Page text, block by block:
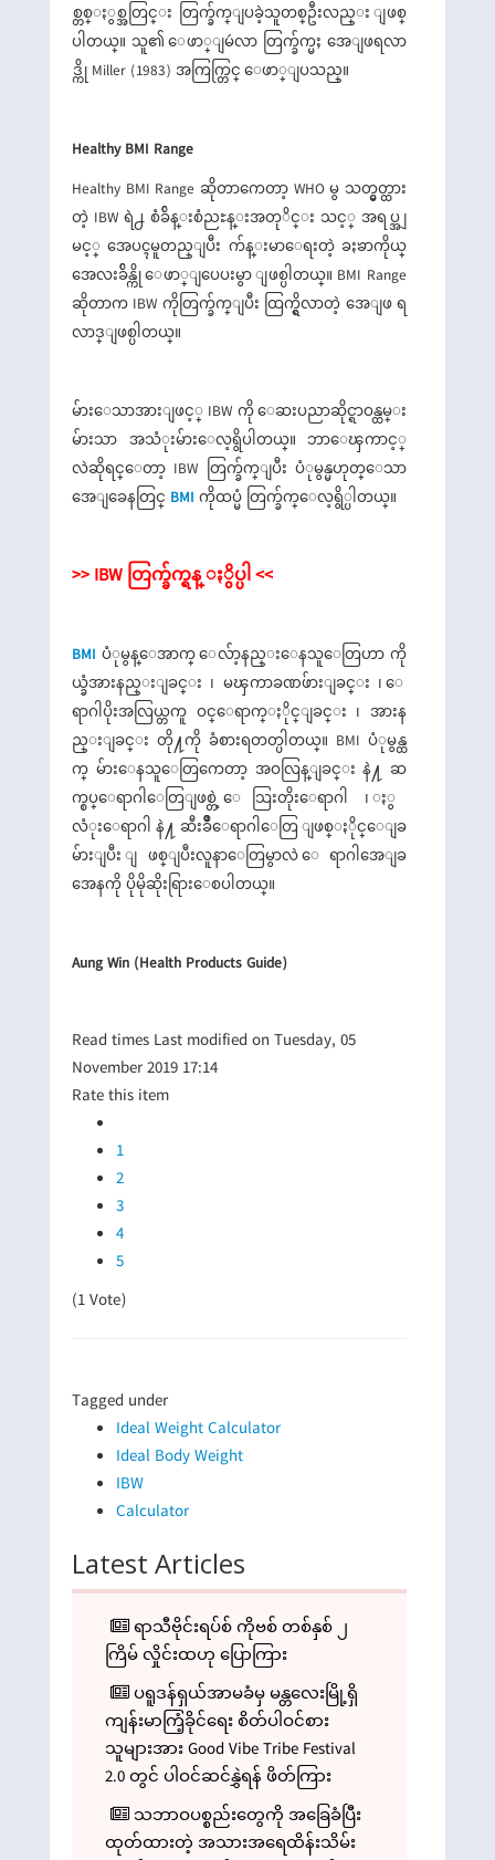
စ္တစ္ႏွစ္အတြင္း တြက္ခ်က္ျပခဲ့သူတစ္ဦးလည္း ျဖစ္
ပါတယ္။ သူ၏ ေဖာ္ျမဴလာ တြက္ခ်က္မႈ အေျဖရလာ
ဒ္ကို Miller (1983) အကြက္တြင္ ေဖာ္ျပသည္။
Healthy BMI Range
Healthy BMI Range ဆိုတာကေတာ့ WHO မွ သတ္မွတ္ထား
တဲ့ IBW ရဲ႕ စံခ်ိန္းစံညႊန္းအတုိင္း သင့္ အရပ္အျ
မင့္ အေပၚမူတည္ျပီး က်န္းမာေရးတဲ့ ခႏၶာကိုယ္
အေလးခ်ိန္ကို ေဖာ္ျပေပးမွာ ျဖစ္ပါတယ္။ BMI Range
ဆိုတာက IBW ကိုတြက္ခ်က္ျပီး ထြက္ရွိလာတဲ့ အေျဖ ရ
လာဒ္ျဖစ္ပါတယ္။
မ်ားေသာအားျဖင့္ IBW ကို ေဆးပညာဆိုင္ရာဝန္ထမ္း
မ်ားသာ အသံုးမ်ားေလ့ရွိပါတယ္။ ဘာေၾကာင့္
လဲဆိုရင္ေတာ့ IBW တြက္ခ်က္ျပီး ပံုမွန္မဟုတ္ေသာ
အေျခေနတြင္ BMI ကိုထပ္မံ တြက္ခ်က္ေလ့ရွိ္ပါတယ္။
>> IBW တြက္ခ်က္ရန္ ႏွိပ္ပါ <<
BMI ပံုမွန္ေအာက္ ေလ်ာ့နည္းေနသူေတြဟာ ကို
ယ္ခံအားနည္းျခင္း ၊ မၾကာခဏဖ်ားျခင္း ၊ ေ
ရာဂါပိုးအလြယ္တကူ ဝင္ေရာက္ႏိုင္ျခင္း ၊ အားန
ည္းျခင္း တို႔ကို ခံစားရတတ္ပါတယ္။ BMI ပံုမွန္ထ
က္ မ်ားေနသူေတြကေတာ့ အဝလြန္ျခင္း နဲ႔ ဆ
က္စပ္ေရာဂါေတြျဖစ္တဲ့ ေသြးတိုးေရာဂါ ၊ ႏွ
လံုးေရာဂါ နဲ႔ ဆီးခ်ိဳေရာဂါေတြ ျဖစ္ႏိုင္ေျခ
မ်ားျပီး ျဖစ္ျပီးလူနာေတြမွာလဲ ေရာဂါအေျခ
အေနကို ပိုမိုဆိုးရြားေစပါတယ္။
Aung Win (Health Products Guide)
ReadtimesLast modified on Tuesday, 05
November 2019 17:14
Rate this item
1
2
3
4
5
(1 Vote)
Tagged under
Ideal Weight Calculator
Ideal Body Weight
IBW
Calculator
Latest Articles
ရာသီဗိုင်းရပ်စ် ကိုဗစ် တစ်နှစ် ၂
ကြိမ် လှိုင်းထဟု ပြောကြား
ပရူဒန်ရှယ်အာမခံမှ မန္တလေးမြို့ရှိ
ကျန်းမာကြံ့ခိုင်ရေး စိတ်ပါဝင်စား
သူများအား Good Vibe Tribe Festival
2.0 တွင် ပါဝင်ဆင်နွှဲရန် ဖိတ်ကြား
သဘာဝပစ္စည်းတွေကို အခြေခံပြီး
ထုတ်ထားတဲ့ အသားအရေထိန်းသိမ်း